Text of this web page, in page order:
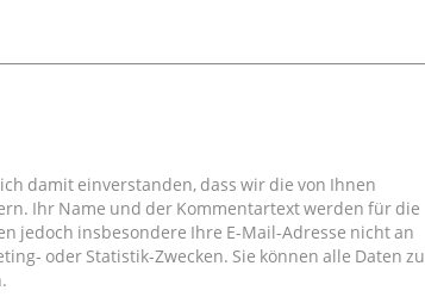
damit einverstanden, dass wir die von Ihnen
Ihr Name und der Kommentartext werden für die
jedoch insbesondere Ihre E-Mail-Adresse nicht an
oder Statistik-Zwecken. Sie können alle Daten zu